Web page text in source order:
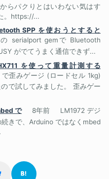
らパクりとはいわない気はす
。https://...
SPP を使おうとすると
の serialport gemで Bluetooth
がでてうまく通信できず...
を使って重量計測する
で歪みゲージ (ロードセル 1kg)
で試してみました。 歪みゲー
で
8年前
LM1972 デジ
きで、Arduino ではなくmbed